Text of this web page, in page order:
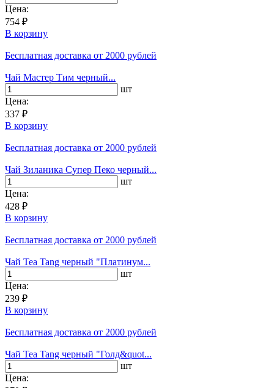
Цена:
754 ₽
В корзину
Бесплатная доставка от 2000 рублей
Чай Мастер Тим черный...
шт
Цена:
337 ₽
В корзину
Бесплатная доставка от 2000 рублей
Чай Зиланика Супер Пеко черный...
шт
Цена:
428 ₽
В корзину
Бесплатная доставка от 2000 рублей
Чай Tea Tang черный "Платинум...
шт
Цена:
239 ₽
В корзину
Бесплатная доставка от 2000 рублей
Чай Tea Tang черный "Голд&quot...
шт
Цена: